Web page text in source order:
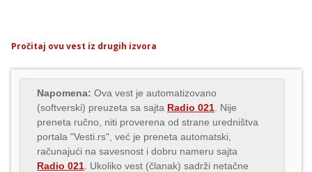
Pročitaj ovu vest iz drugih izvora
Napomena: Ova vest je automatizovano
(softverski) preuzeta sa sajta Radio 021 . Nije
preneta ručno, niti proverena od strane uredništva
portala "Vesti.rs", već je preneta automatski,
računajući na savesnost i dobru nameru sajta
Radio 021 . Ukoliko vest (članak) sadrži netačne